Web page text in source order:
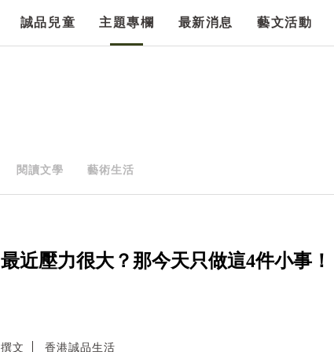
誠品兒童 主題專欄 最新消息 藝文活動
閱讀文學 藝術生活
最近壓力很大？那今天只做這4件小事！
撰文 香港誠品生活